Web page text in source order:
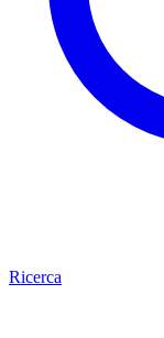
Ricerca